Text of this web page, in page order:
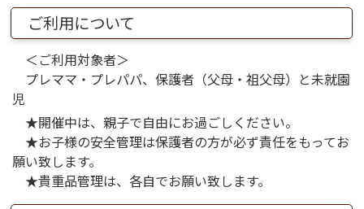
ご利用について
＜ご利用対象者＞
プレママ・プレパパ、保護者（父母・祖父母）と未就園
児
★開催中は、親子で自由にお過ごしください。
★お子様の安全管理は保護者の方が必ず責任をもってお
願い致します。
★貴重品管理は、各自でお願い致します。